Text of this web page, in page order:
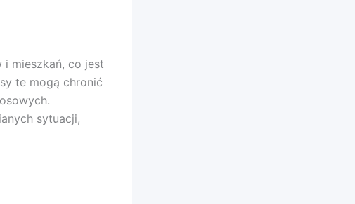
i mieszkań, co jest
te mogą chronić
sytuacji,